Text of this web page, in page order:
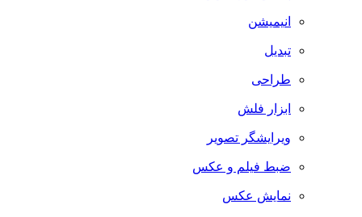
انیمیشن
تبدیل
طراحی
ابزار فلش
ویرایشگر تصویر
ضبط فيلم و عكس
نمایش عکس